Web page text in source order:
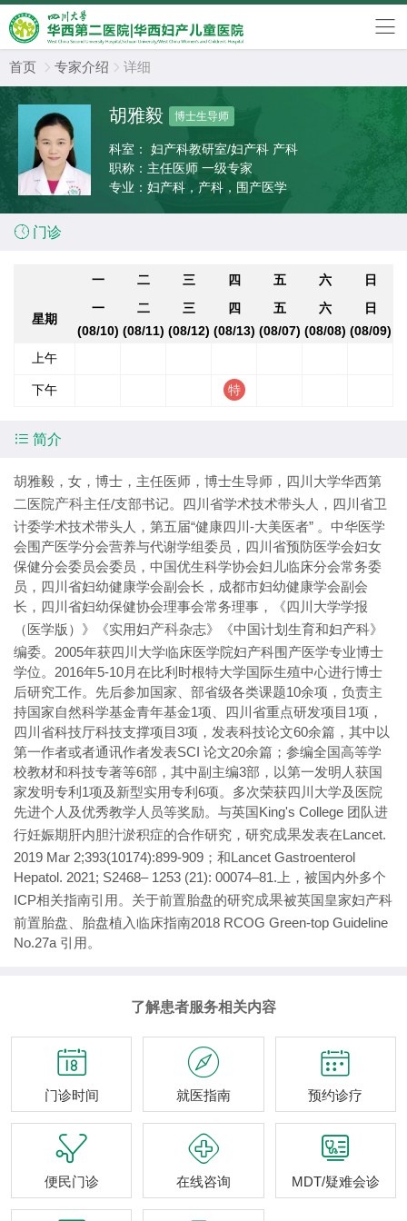
首页  专家介绍  详细
胡雅毅 博士生导师
科室：
妇产科教研室/妇产科 产科
职称： 主任医师 一级专家
专业： 妇产科，产科，围产医学
 门诊
一 二 三 四 五 六 日
星期
一
(08/10)
二
(08/11)
三
(08/12)
四
(08/13)
五
(08/07)
六
(08/08)
日
(08/09)
上午
下午
 简介
胡雅毅，女，博士，主任医师，博士生导师，四川大学华西第
二医院产科主任/支部书记。四川省学术技术带头人，四川省卫
计委学术技术带头人，第五届“健康四川-大美医者” 。中华医学
会围产医学分会营养与代谢学组委员，四川省预防医学会妇女
保健分会委员会委员，中国优生科学协会妇儿临床分会常务委
员，四川省妇幼健康学会副会长，成都市妇幼健康学会副会
长，四川省妇幼保健协会理事会常务理事，《四川大学学报
（医学版）》《实用妇产科杂志》《中国计划生育和妇产科》
编委。2005年获四川大学临床医学院妇产科围产医学专业博士
学位。2016年5-10月在比利时根特大学国际生殖中心进行博士
后研究工作。先后参加国家、部省级各类课题10余项，负责主
持国家自然科学基金青年基金1项、四川省重点研发项目1项，
四川省科技厅科技支撑项目3项，发表科技论文60余篇，其中以
第一作者或者通讯作者发表SCI 论文20余篇；参编全国高等学
校教材和科技专著等6部，其中副主编3部，以第一发明人获国
家发明专利1项及新型实用专利6项。多次荣获四川大学及医院
先进个人及优秀教学人员等奖励。与英国King's College 团队进
行妊娠期肝内胆汁淤积症的合作研究，研究成果发表在Lancet.
2019 Mar 2;393(10174):899-909；和Lancet Gastroenterol
Hepatol. 2021; S2468– 1253 (21): 00074–81.上，被国内外多个
ICP相关指南引用。关于前置胎盘的研究成果被英国皇家妇产科
前置胎盘、胎盘植入临床指南2018 RCOG Green-top Guideline
No.27a 引用。
了解患者服务相关内容

门诊时间

就医指南

预约诊疗

便民门诊

在线咨询

MDT/疑难会诊